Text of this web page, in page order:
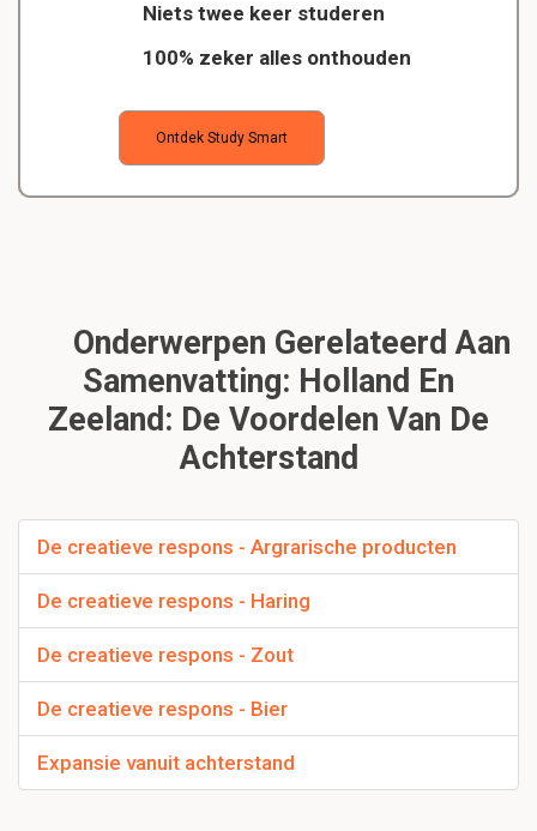
Niets twee keer studeren
100% zeker alles onthouden
Ontdek Study Smart
Onderwerpen Gerelateerd Aan
Samenvatting: Holland En
Zeeland: De Voordelen Van De
Achterstand
De creatieve respons - Argrarische producten
De creatieve respons - Haring
De creatieve respons - Zout
De creatieve respons - Bier
Expansie vanuit achterstand